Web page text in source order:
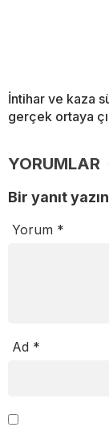
İntihar ve kaza
gerçek ortaya
YORUMLAR
Bir yanıt yazın
Yorum *
Ad *